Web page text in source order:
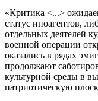
«Критика <...>
статус иноагентов,
отдельных деятелей
военной операции
оказались в рядах
продолжают
культурной среды в
патриотическую